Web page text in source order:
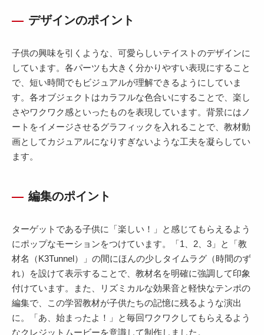
デザインのポイント
子供の興味を引くような、可愛らしいテイストのデザインに
しています。各パーツも大きく分かりやすい表現にすること
で、短い時間でもビジュアルが理解できるようにしていま
す。各オブジェクトはカラフルな色合いにすることで、楽し
さやワクワク感といったものを表現しています。背景にはノ
ートをイメージさせるグラフィックを入れることで、教材動
画としてカジュアルになりすぎないような工夫を凝らしてい
ます。
編集のポイント
ターゲットである子供に「楽しい！」と感じてもらえるよう
にポップなモーションをつけています。「1、2、3」と「教
材名（K3Tunnel）」の間にほんの少しタイムラグ（時間のず
れ）を設けて表示することで、教材名を明確に強調して印象
付けています。また、リズミカルな効果音と軽快なテンポの
編集で、この学習教材が子供たちの記憶に残るような演出
に。「あ、始まったよ！」と毎回ワクワクしてもらえるよう
なクレジットムービーを意識して制作しました。